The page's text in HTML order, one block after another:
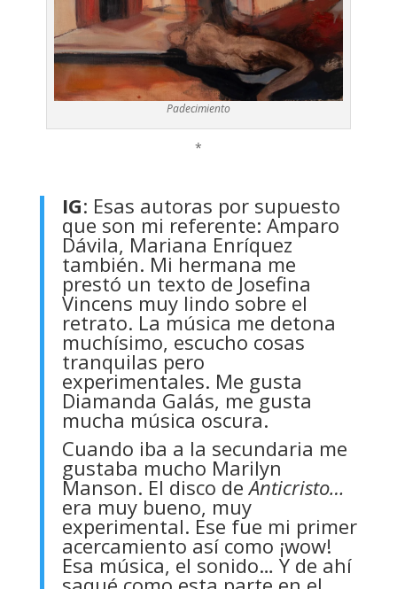
Padecimiento
*
IG: Esas autoras por supuesto
que son mi referente: Amparo
Dávila, Mariana Enríquez
también. Mi hermana me
prestó un texto de Josefina
Vincens muy lindo sobre el
retrato. La música me detona
muchísimo, escucho cosas
tranquilas pero
experimentales. Me gusta
Diamanda Galás, me gusta
mucha música oscura.
Cuando iba a la secundaria me
gustaba mucho Marilyn
Manson. El disco deAnticristo…
era muy bueno, muy
experimental. Ese fue mi primer
acercamiento así como ¡wow!
Esa música, el sonido… Y de ahí